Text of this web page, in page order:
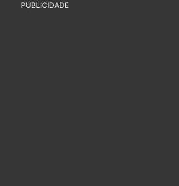
PUBLICIDADE